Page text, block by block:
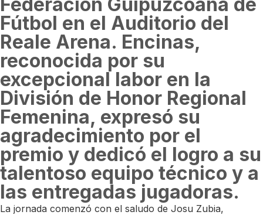
Fútbol en el Auditorio del
Reale Arena. Encinas,
reconocida por su
excepcional labor en la
División de Honor Regional
Femenina, expresó su
agradecimiento por el
premio y dedicó el logro a su
talentoso equipo técnico y a
las entregadas jugadoras.
La jornada comenzó con el saludo de Josu Zubia,